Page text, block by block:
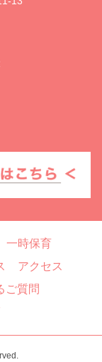
一時保育
アクセス
ご質問